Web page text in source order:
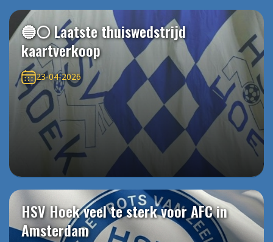
🔵⚪️ Laatste thuiswedstrijd
kaartverkoop
23-04-2026
HSV Hoek veel te sterk voor AFC in
Amsterdam